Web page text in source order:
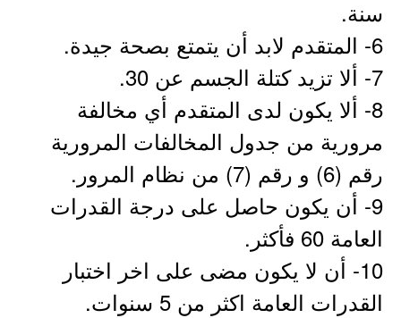
سنة.
6- المتقدم لابد أن يتمتع بصحة جيدة.
7- ألا تزيد كتلة الجسم عن 30.
8- ألا يكون لدى المتقدم أي مخالفة
مرورية من جدول المخالفات المرورية
رقم (6) و رقم (7) من نظام المرور.
9- أن يكون حاصل على درجة القدرات
العامة 60 فأكثر.
10- أن لا يكون مضى على اخر اختبار
القدرات العامة اكثر من 5 سنوات.